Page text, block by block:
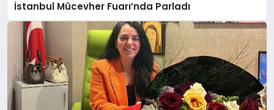
İstanbul Mücevher Fuarı’nda Parladı ￼